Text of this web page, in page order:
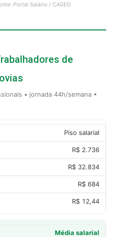
Portal Salário / CAGED
de
• jornada 44h/semana •
Piso salarial
R$ 2.736
R$ 32.834
R$ 684
R$ 12,44
Média salarial